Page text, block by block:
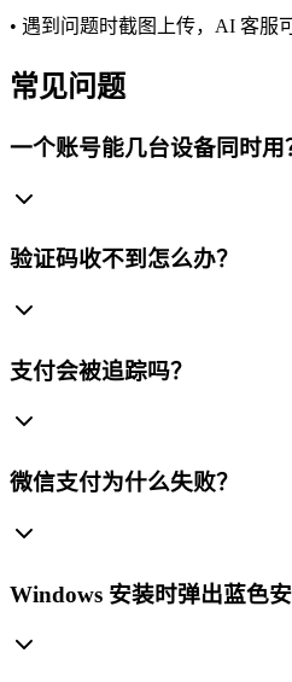
• 遇到问题时截图上传，AI 客服
常见问题
一个账号能几台设备同时用
验证码收不到怎么办？
支付会被追踪吗？
微信支付为什么失败？
Windows 安装时弹出蓝色